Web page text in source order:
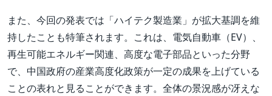
また、今回の発表では「ハイテク製造業」が拡大基調を維
持したことも特筆されます。これは、電気自動車（EV）、
再生可能エネルギー関連、高度な電子部品といった分野
で、中国政府の産業高度化政策が一定の成果を上げている
ことの表れと見ることができます。全体の景況感が冴えな